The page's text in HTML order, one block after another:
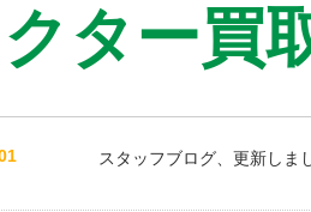
クター買
スタッフブログ、更新しま